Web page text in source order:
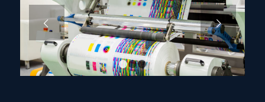
下一頁
1 2 3